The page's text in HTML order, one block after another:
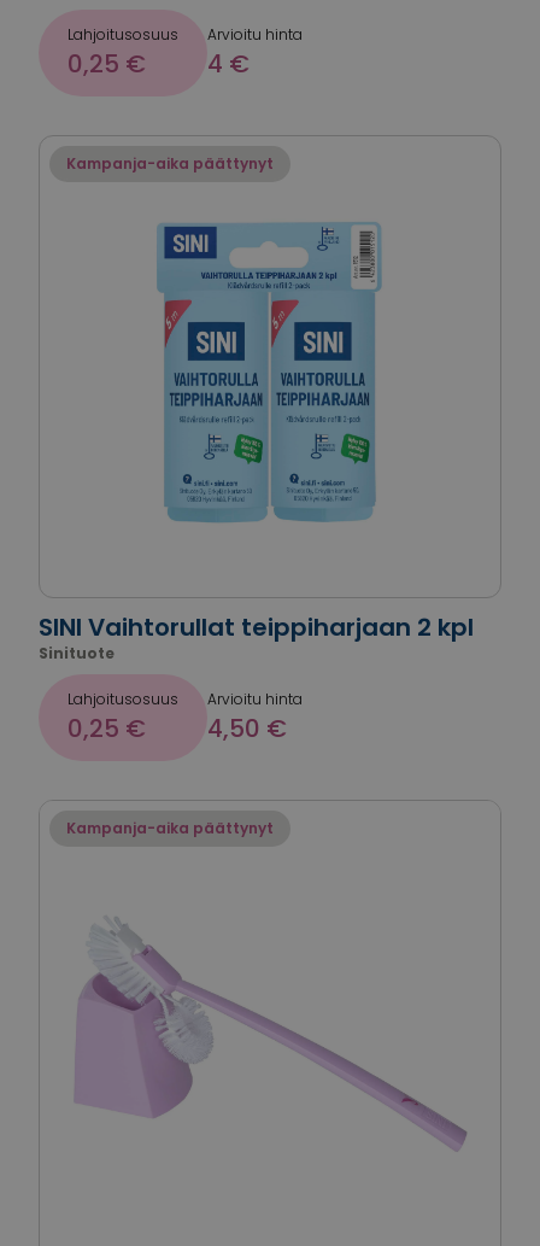
Lahjoitusosuus
0,25 €
Arvioitu hinta
4 €
Kampanja-aika päättynyt
SINI Vaihtorullat teippiharjaan 2 kpl
Sinituote
Lahjoitusosuus
0,25 €
Arvioitu hinta
4,50 €
Kampanja-aika päättynyt